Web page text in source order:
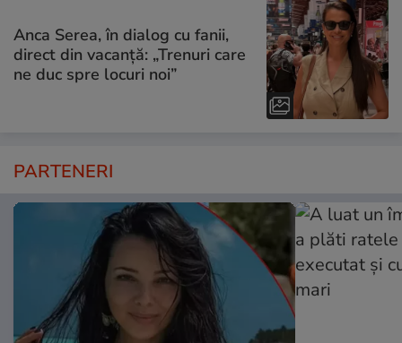
Anca Serea, în dialog cu fanii,
direct din vacanță: „Trenuri care
ne duc spre locuri noi”
PARTENERI